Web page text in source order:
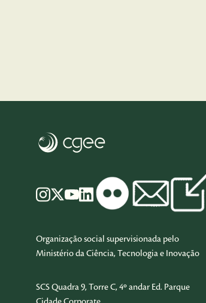
Organização social supervisionada pelo
Ministério da Ciência, Tecnologia e Inovação
SCS Quadra 9, Torre C, 4º andar Ed. Parque